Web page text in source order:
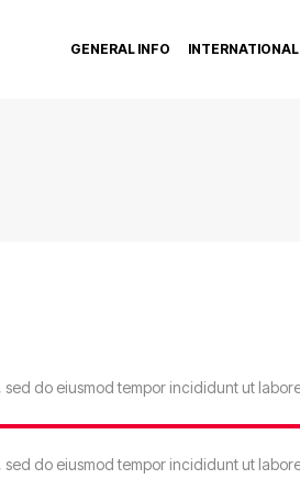
GENERAL INFO
do eiusmod tempor incididunt ut
do eiusmod tempor incididunt ut